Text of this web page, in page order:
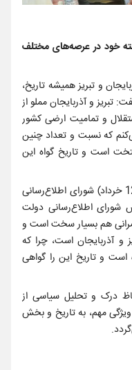
خود در عرصه‌های مختلف
و تبریز همیشه تاریخ،
تبریز و آذربایجان مملو از
و تمامیت ارضی کشور
که نسبت و تعداد چنین
است و تاریخ گواه این
بهرام سرمست در نشست شب گذشته (12 خرداد) شورای اطلاع‌رسانی
شورای اطلاع‌رسانی دولت
هم بسیار سخت است و
و آذربایجان است، چرا که
است و تاریخ این را گواهی
درک و تحلیل سیاسی از
مهم، به تاریخ و بخش